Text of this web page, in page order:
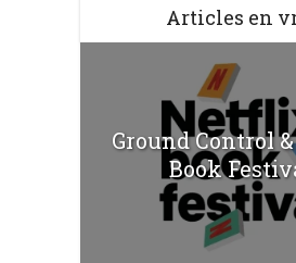
Articles en
Ground Control
Book